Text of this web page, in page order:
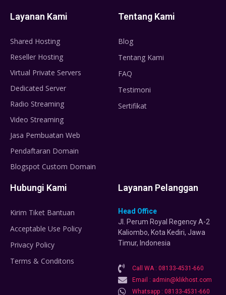
Layanan Kami
Shared Hosting
Reseller Hosting
Virtual Private Servers
Dedicated Server
Radio Streaming
Video Streaming
Jasa Pembuatan Web
Pendaftaran Domain
Blogspot Custom Domain
Tentang Kami
Blog
Tentang Kami
FAQ
Testimoni
Sertifikat
Hubungi Kami
Kirim Tiket Bantuan
Acceptable Use Policy
Privacy Policy
Terms & Conditons
Layanan Pelanggan
Head Office
Jl. Perum Royal Regency A-2
Kaliombo, Kota Kediri, Jawa
Timur, Indonesia
Call WA : 08133-4531-660
Email : admin@klikhost.com
Whatsapp : 08133-4531-660